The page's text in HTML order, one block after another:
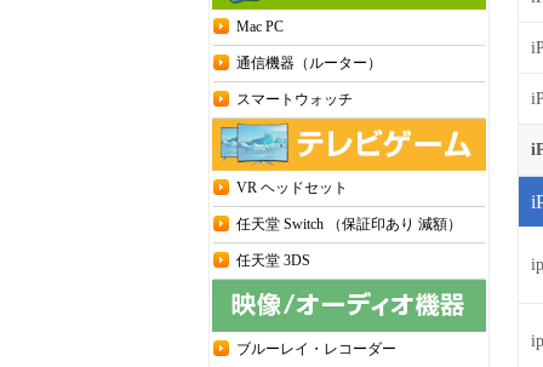
Mac PC
通信機器（ルーター）
スマートウォッチ
VR ヘッドセット
任天堂 Switch （保証印あり 減額）
任天堂 3DS
ブルーレイ・レコーダー